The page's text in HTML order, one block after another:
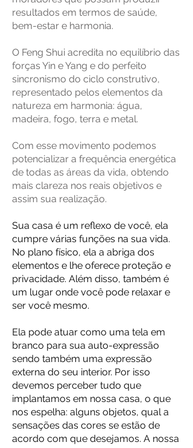
resultados em termos de saúde,
bem-estar e harmonia.
O Feng Shui acredita no equilíbrio das
forças Yin e Yang e do perfeito
sincronismo do ciclo construtivo,
representado pelos elementos da
natureza em harmonia: água,
madeira, fogo, terra e metal.
Com esse movimento podemos
potencializar a frequência energética
de todas as áreas da vida, obtendo
mais clareza nos reais objetivos e
assim sua realização.
Sua casa é um reflexo de você, ela
cumpre várias funções na sua vida.
No plano físico, ela a abriga dos
elementos e lhe oferece proteção e
privacidade. Além disso, também é
um lugar onde você pode relaxar e
ser você mesmo.
Ela pode atuar como uma tela em
branco para sua auto-expressão
sendo também uma expressão
externa do seu interior. Por isso
devemos perceber tudo que
implantamos em nossa casa, o que
nos espelha: alguns objetos, qual a
sensações das cores se estão de
acordo com que desejamos. A nossa